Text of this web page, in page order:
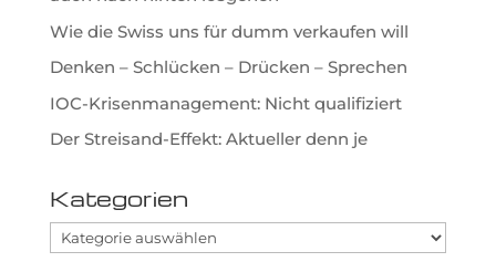
Wie die Swiss uns für dumm verkaufen will
Denken – Schlücken – Drücken – Sprechen
IOC-Krisenmanagement: Nicht qualifiziert
Der Streisand-Effekt: Aktueller denn je
Kategorien
Kategorien